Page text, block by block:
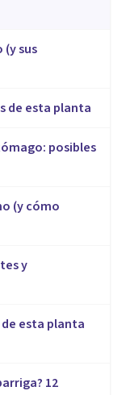
(y sus
de esta planta
posibles
(y cómo
y
esta planta
12